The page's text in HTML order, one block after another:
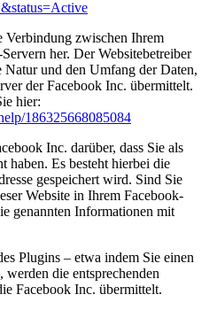
Verbindung zwischen Ihrem
her. Der Websitebetreiber
und den Umfang der Daten,
der Facebook Inc. übermittelt.
hier:
186325668085084
Inc. darüber, dass Sie als
haben. Es besteht hierbei die
gespeichert wird. Sind Sie
Website in Ihrem Facebook-
genannten Informationen mit
Plugins – etwa indem Sie einen
die entsprechenden
Facebook Inc. übermittelt.